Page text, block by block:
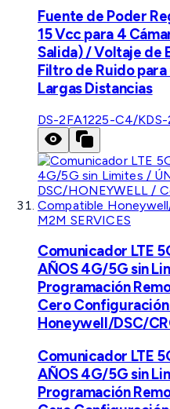
Fuente de Poder
15 Vcc para 4
Salida) / Voltaje de
Filtro de Ruido
Largas Distancias
DS-2FA1225-C4/K
M2M SERVICES
Comunicador LTE
AÑOS 4G/5G sin
Programación
Cero
Honeywell/DSC/
Comunicador LTE
AÑOS 4G/5G sin
Programación